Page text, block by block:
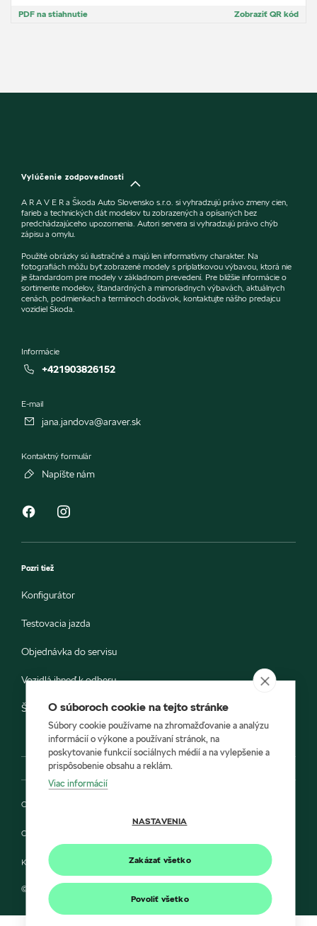
Zobraziť QR kód
PDF na stiahnutie
Vylúčenie zodpovednosti
A R A V E R a Škoda Auto Slovensko s.r.o. si vyhradzujú právo zmeny cien,
farieb a technických dát modelov tu zobrazených a opísaných bez
predchádzajúceho upozornenia. Autori servera si vyhradzujú právo chýb
zápisu a omylu.
Použité obrázky sú ilustračné a majú len informatívny charakter. Na
fotografiách môžu byť zobrazené modely s príplatkovou výbavou, ktorá nie
je štandardom pre modely v základnom prevedení. Pre bližšie informácie o
sortimente modelov, štandardných a mimoriadnych výbavách, aktuálnych
cenách, podmienkach a termínoch dodávok, kontaktujte nášho predajcu
vozidiel Škoda.
Informácie
+421903826152
E-mail
jana.jandova@araver.sk
Kontaktný formulár
Napíšte nám
Pozri tiež
Konfigurátor
Testovacia jazda
Objednávka do servisu
Vozidlá ihneď k odberu
Škoda E-shop
Ochrana osobných údajov
Cookies
Kontakt
© 2022 A R A V E R a Škoda Auto Slovensko s.r.o.
O súboroch cookie na tejto stránke
Súbory cookie používame na zhromažďovanie a analýzu
informácií o výkone a používaní stránok, na
poskytovanie funkcií sociálnych médií a na vylepšenie a
prispôsobenie obsahu a reklám.
Viac informácií
NASTAVENIA
Zakázať všetko
Povoliť všetko